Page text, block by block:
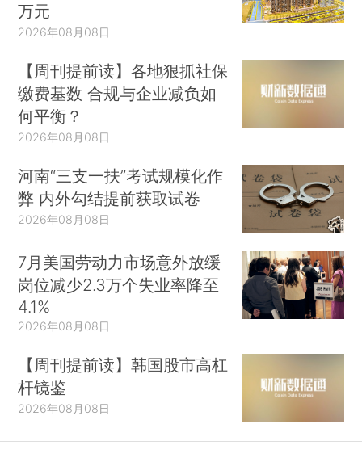
万元
2026年08月08日
【周刊提前读】各地狠抓社保
缴费基数 合规与企业减负如
何平衡？
2026年08月08日
河南“三支一扶”考试规模化作
弊 内外勾结提前获取试卷
2026年08月08日
7月美国劳动力市场意外放缓
岗位减少2.3万个失业率降至
4.1%
2026年08月08日
【周刊提前读】韩国股市高杠
杆镜鉴
2026年08月08日